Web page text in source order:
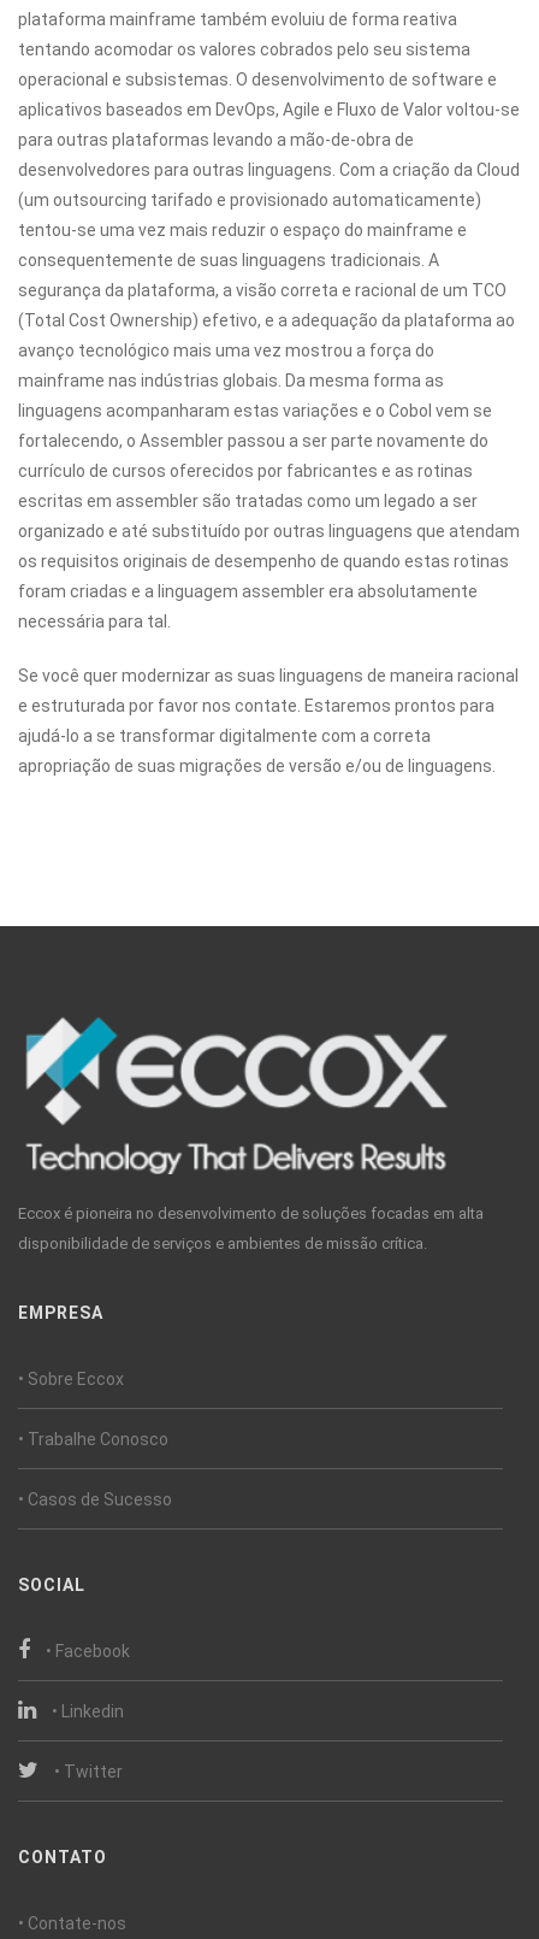
plataforma mainframe também evoluiu de forma reativa
tentando acomodar os valores cobrados pelo seu sistema
operacional e subsistemas. O desenvolvimento de software e
aplicativos baseados em DevOps, Agile e Fluxo de Valor voltou-se
para outras plataformas levando a mão-de-obra de
desenvolvedores para outras linguagens. Com a criação da Cloud
(um outsourcing tarifado e provisionado automaticamente)
tentou-se uma vez mais reduzir o espaço do mainframe e
consequentemente de suas linguagens tradicionais. A
segurança da plataforma, a visão correta e racional de um TCO
(Total Cost Ownership) efetivo, e a adequação da plataforma ao
avanço tecnológico mais uma vez mostrou a força do
mainframe nas indústrias globais. Da mesma forma as
linguagens acompanharam estas variações e o Cobol vem se
fortalecendo, o Assembler passou a ser parte novamente do
currículo de cursos oferecidos por fabricantes e as rotinas
escritas em assembler são tratadas como um legado a ser
organizado e até substituído por outras linguagens que atendam
os requisitos originais de desempenho de quando estas rotinas
foram criadas e a linguagem assembler era absolutamente
necessária para tal.
Se você quer modernizar as suas linguagens de maneira racional
e estruturada por favor nos contate. Estaremos prontos para
ajudá-lo a se transformar digitalmente com a correta
apropriação de suas migrações de versão e/ou de linguagens.
Eccox é pioneira no desenvolvimento de soluções focadas em alta
disponibilidade de serviços e ambientes de missão crítica.
EMPRESA
• Sobre Eccox
• Trabalhe Conosco
• Casos de Sucesso
SOCIAL
• Facebook
• Linkedin
• Twitter
CONTATO
• Contate-nos